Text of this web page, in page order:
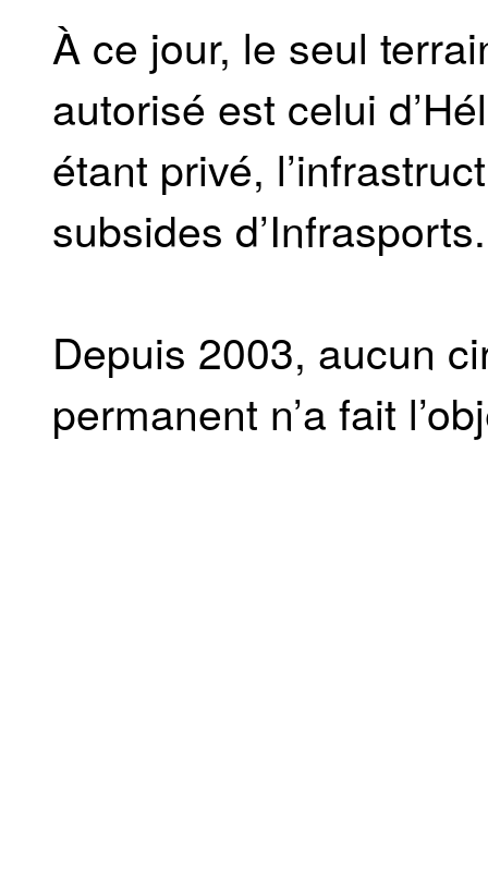
À ce jour, le seul
autorisé est celui
étant privé,
subsides d’Infrasports.
Depuis 2003, aucun
permanent n’a fait